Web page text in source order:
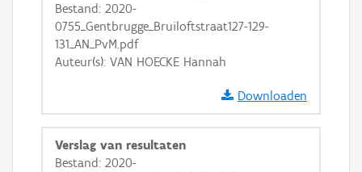
+ −
Basis Lagen
Bestand: 2020-
0755_Gentbrugge_Bruiloftstraat127-129-
131_AN_PvM.pdf
Auteur(s): VAN HOECKE Hannah
Downloaden
Verslag van resultaten
Bestand: 2020-